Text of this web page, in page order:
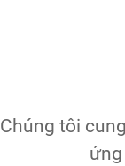
Chúng tôi